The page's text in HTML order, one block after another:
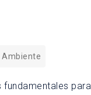
Ambiente